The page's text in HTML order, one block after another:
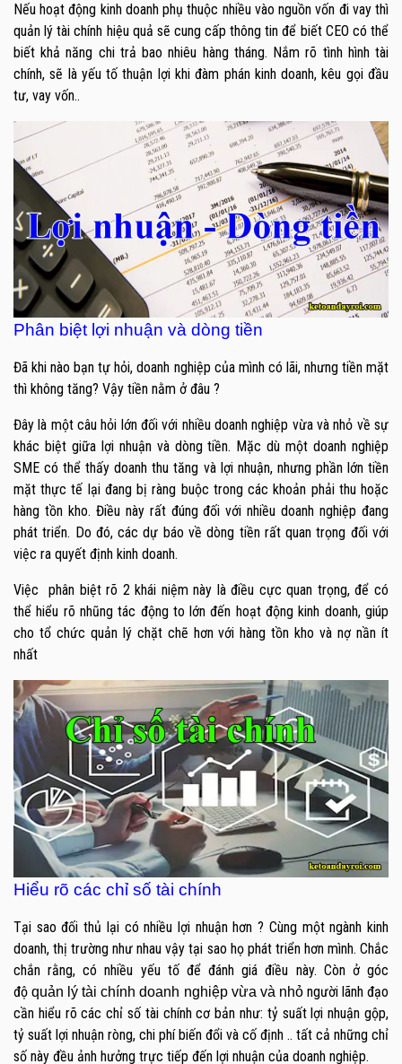
Nếu hoạt động kinh doanh phụ thuộc nhiều vào nguồn vốn đi vay thì
quản lý tài chính hiệu quả sẽ cung cấp thông tin để biết CEO có thể
biết khả năng chi trả bao nhiêu hàng tháng. Nắm rõ tình hình tài
chính, sẽ là yếu tố thuận lợi khi đàm phán kinh doanh, kêu gọi đầu
tư, vay vốn..
Phân biệt lợi nhuận và dòng tiền
Đã khi nào bạn tự hỏi, doanh nghiệp của mình có lãi, nhưng tiền mặt
thì không tăng? Vậy tiền nằm ở đâu ?
Đây là một câu hỏi lớn đối với nhiều doanh nghiệp vừa và nhỏ về sự
khác biệt giữa lợi nhuận và dòng tiền. Mặc dù một doanh nghiệp
SME có thể thấy doanh thu tăng và lợi nhuận, nhưng phần lớn tiền
mặt thực tế lại đang bị ràng buộc trong các khoản phải thu hoặc
hàng tồn kho. Điều này rất đúng đối với nhiều doanh nghiệp đang
phát triển. Do đó, các dự báo về dòng tiền rất quan trọng đối với
việc ra quyết định kinh doanh.
Việc phân biệt rõ 2 khái niệm này là điều cực quan trọng, để có
thể hiểu rõ nhũng tác động to lớn đến hoạt động kinh doanh, giúp
cho tổ chức quản lý chặt chẽ hơn với hàng tồn kho và nợ nần ít
nhất
Hiểu rõ các chỉ số tài chính
Tại sao đối thủ lại có nhiều lợi nhuận hơn ? Cùng một ngành kinh
doanh, thị trường như nhau vậy tại sao họ phát triển hơn mình. Chắc
chắn rằng, có nhiều yếu tố để đánh giá điều này. Còn ở góc
độquản lý tài chính doanh nghiệp vừa và nhỏngười lãnh đạo
cần hiểu rõ các chỉ số tài chính cơ bản như: tỷ suất lợi nhuận gộp,
tỷ suất lợi nhuận ròng, chi phí biến đổi và cố định .. tất cả những chỉ
số này đều ảnh hưởng trực tiếp đến lợi nhuận của doanh nghiệp.